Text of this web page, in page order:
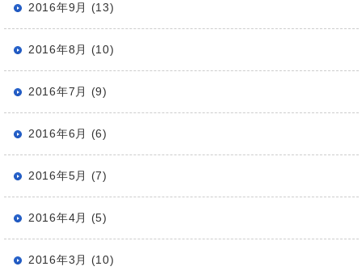
2016年9月 (13)
2016年8月 (10)
2016年7月 (9)
2016年6月 (6)
2016年5月 (7)
2016年4月 (5)
2016年3月 (10)